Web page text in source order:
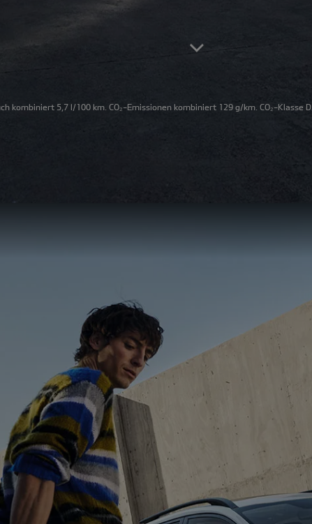
kombiniert 5,7 l/100 km. CO₂-Emissionen kombiniert 129 g/km. CO₂-Klasse D.